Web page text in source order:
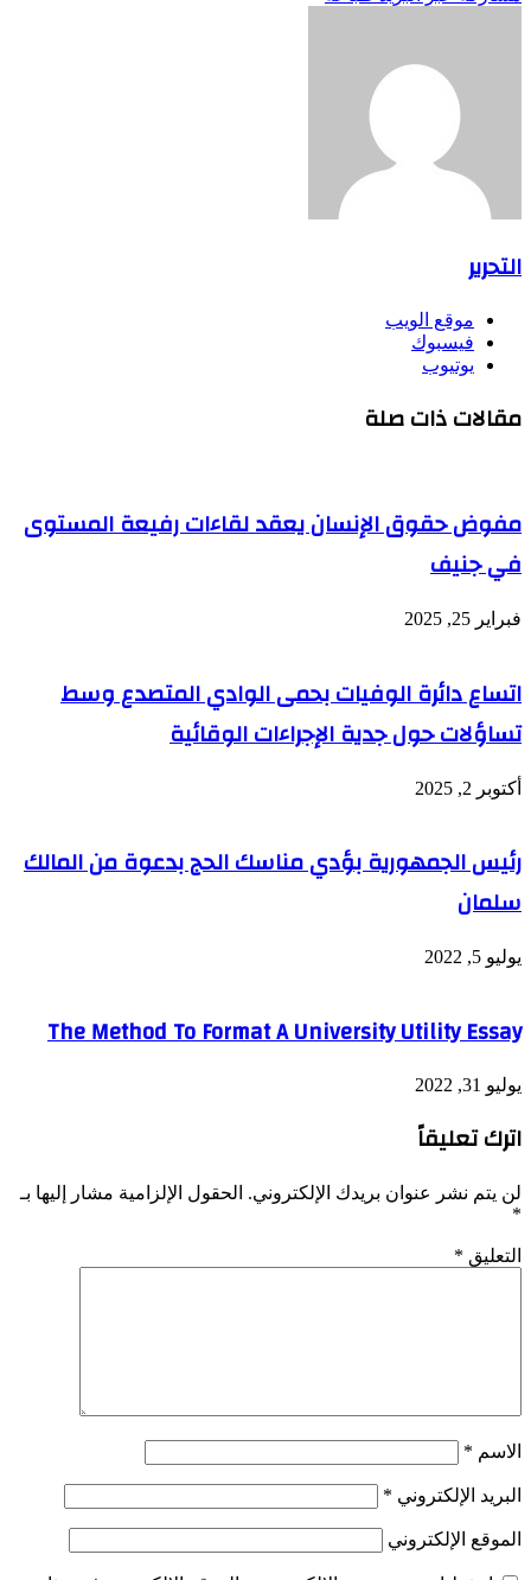
التحرير
موقع الويب
فيسبوك
يوتيوب
مقالات ذات صلة
مفوض حقوق الإنسان يعقد لقاءات رفيعة المستوى
في جنيف
فبراير 25, 2025
اتساع دائرة الوفيات بحمى الوادي المتصدع وسط
تساؤلات حول جدية الإجراءات الوقائية
أكتوبر 2, 2025
رئيس الجمهورية بؤدي مناسك الحج بدعوة من المالك
سلمان
يوليو 5, 2022
The Method To Format A University Utility Essay
يوليو 31, 2022
اترك تعليقاً
لن يتم نشر عنوان بريدك الإلكتروني. الحقول الإلزامية مشار إليها بـ
*
التعليق *
الاسم *
البريد الإلكتروني *
الموقع الإلكتروني